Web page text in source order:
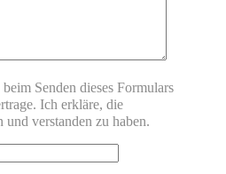
Senden dieses Formulars
Ich erkläre, die
und verstanden zu haben.